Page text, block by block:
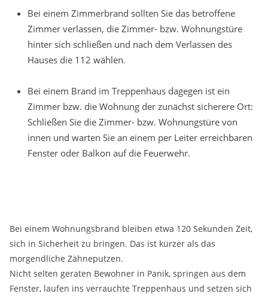
Bei einem Zimmerbrand sollten Sie das betroffene
Zimmer verlassen, die Zimmer- bzw. Wohnungstüre
hinter sich schließen und nach dem Verlassen des
Hauses die 112 wählen.
Bei einem Brand im Treppenhaus dagegen ist ein
Zimmer bzw. die Wohnung der zunächst sicherere Ort:
Schließen Sie die Zimmer- bzw. Wohnungstüre von
innen und warten Sie an einem per Leiter erreichbaren
Fenster oder Balkon auf die Feuerwehr.
Bei einem Wohnungsbrand bleiben etwa 120 Sekunden Zeit,
sich in Sicherheit zu bringen. Das ist kürzer als das
morgendliche Zähneputzen.
Nicht selten geraten Bewohner in Panik, springen aus dem
Fenster, laufen ins verrauchte Treppenhaus und setzen sich